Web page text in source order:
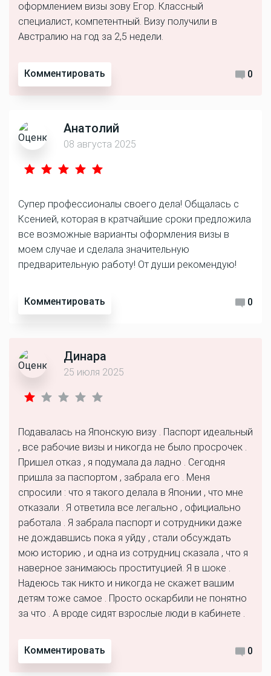
оформлением визы зову Егор. Классный
специалист, компетентный. Визу получили в
Австралию на год за 2,5 недели.
Комментировать 0
Анатолий
08 августа 2025
Супер профессионалы своего дела! Общалась с
Ксенией, которая в кратчайшие сроки предложила
все возможные варианты оформления визы в
моем случае и сделала значительную
предварительную работу! От души рекомендую!
Комментировать 0
Динара
25 июля 2025
Подавалась на Японскую визу . Паспорт идеальный
, все рабочие визы и никогда не было просрочек .
Пришел отказ , я подумала да ладно . Сегодня
пришла за паспортом , забрала его . Меня
спросили : что я такого делала в Японии , что мне
отказали . Я ответила все легально , официально
работала . Я забрала паспорт и сотрудники даже
не дождавшись пока я уйду , стали обсуждать
мою историю , и одна из сотрудниц сказала , что я
наверное занимаюсь проституцией. Я в шоке .
Надеюсь так никто и никогда не скажет вашим
детям тоже самое . Просто оскарбили не понятно
за что . А вроде сидят взрослые люди в кабинете .
Комментировать 0